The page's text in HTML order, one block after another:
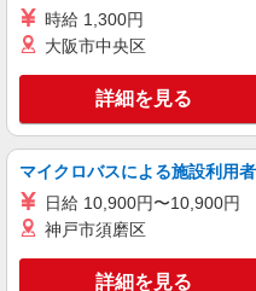
時給 1,300円
大阪市中央区
詳細を見る
マイクロバスによる施設利用
日給 10,900円〜10,900円
神戸市須磨区
詳細を見る